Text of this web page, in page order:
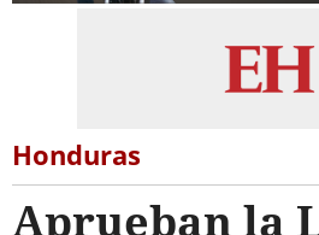
Honduras
Aprueban la